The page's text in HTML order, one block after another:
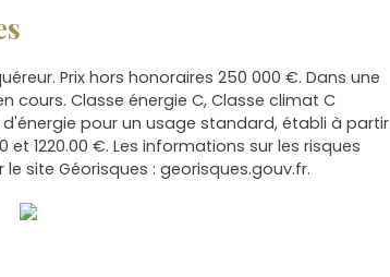
Prix hors honoraires 250 000 €. Dans une
cours. Classe énergie C, Classe climat C
pour un usage standard, établi à partir
et 1220.00 €. Les informations sur les risques
site Géorisques : georisques.gouv.fr.